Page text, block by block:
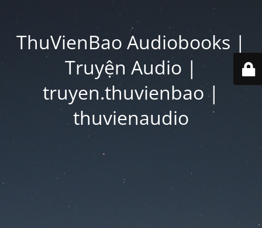
ThuVienBao Audiobooks |
Truyện Audio |
truyen.thuvienbao |
thuvienaudio